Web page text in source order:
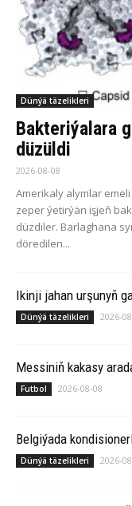
Dünýä täzelikleri
Bakteriýalara
düzüldi
2026-08-08
Amerikaly alymlar
zeper ýetirýän işjeň
düzdiler. Barlaghana
döredilen...
Ikinji jahan urşunyň
Dünýä täzelikleri 2026-
Messiniň kakasy
Futbol 2026-08-08
Belgiýada
Dünýä täzelikleri 2026-